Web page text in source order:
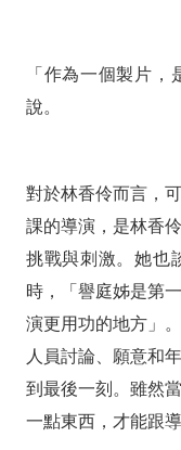
「作為一個製片
說。
對於林香伶而言，
課的導演，是林香
挑戰與刺激。她也
時，「譽庭姊是第
演更用功的地方」
人員討論、願意和
到最後一刻。雖然
一點東西，才能跟導